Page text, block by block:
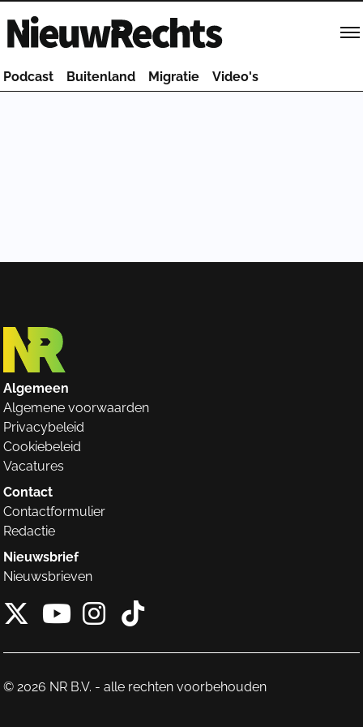
Homepage van NieuwRechts
Podcast Buitenland Migratie Video's
Algemeen
Algemene voorwaarden
Privacybeleid
Cookiebeleid
Vacatures
Contact
Contactformulier
Redactie
Nieuwsbrief
Nieuwsbrieven
X van NieuwRechts
Instagram van
Tiktok van
© 2026 NR B.V. - alle rechten voorbehouden